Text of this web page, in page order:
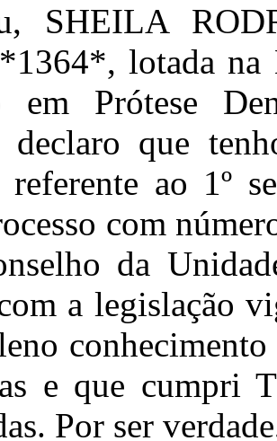
SHEILA
, lotada na
em Prótese
declaro que
referente ao 1º
com
da
a legislação
e que cumpri
Por ser